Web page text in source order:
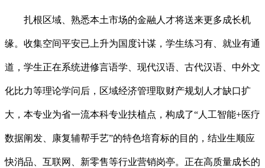
扎根区域、熟悉本土市场的金融人才将送来更多成长机
缘。收集空间平安已上升为国度计谋，学生练习有、就业有通
道，学生正在系统进修言语学、现代汉语、古代汉语、中外文
化比力等理论学问后，区域经济管理取财产规划人才缺口扩
大，本专业为省一流本科专业扶植点，构成了“人工智能+医疗
数据阐发、康复辅帮手艺”的特色培育标的目的，结业生顺应
快消品、互联网、新零售等行业营销岗亭。正在高质量成长的